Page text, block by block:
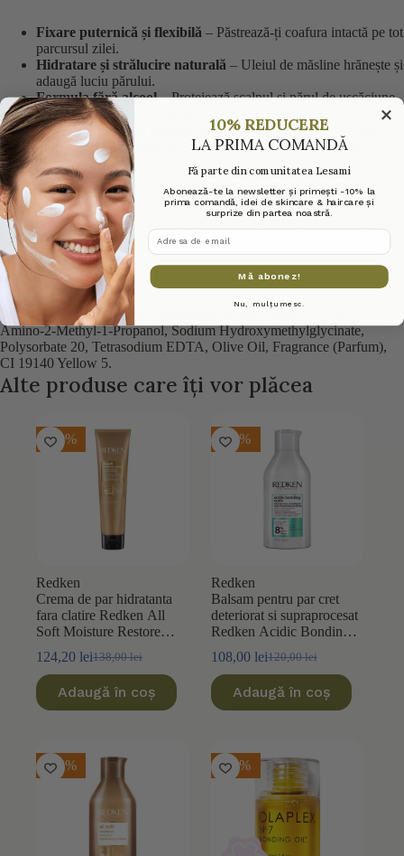
Fixare puternică și flexibilă – Păstrează-ți coafura intactă pe tot
parcursul zilei.
Hidratare și strălucire naturală – Uleiul de măsline hrănește și
adaugă luciu părului.
Formula fără alcool– Protejează scalpul și părul de uscăciune.
Textură ușoară
Ideal pentru toate tipurile de păr– Perfect pentru definirea
buclelor, coafuri sleek sau stylingul părului cu vârfuri fine.
Mod de utilizare:
Aplică pe părul uscat sau umed. Distribuie cantitatea dorită uniform și
coafează după preferință.
Ingrediente:
Water (Aqua), Carbomer, Hydrolyzed Wheat Protein, Glycerin,
Amino-2-Methyl-1-Propanol, Sodium Hydroxymethylglycinate,
Polysorbate 20, Tetrasodium EDTA, Olive Oil, Fragrance (Parfum),
CI 19140 Yellow 5.
Alte produse care îți vor plăcea
-10%
Redken
Crema de par hidratanta
fara clatire Redken All
Soft Moisture Restore
138,00lei
Prețul
a
fost:
124,20 leiPrețul
este:
124,20 lei.
Adaugă în coș
-10%
Redken
Balsam pentru par cret
deteriorat si supraprocesat
Redken Acidic Bonding
120,00lei
Prețul
a
fost:
108,00 leiPrețul
este:
108,00 lei.
Adaugă în coș
-15% -10%
10% REDUCERE
LA PRIMA COMANDĂ
Fă parte din comunitatea Lesami
Abonează-te la newsletter și primești -10% la
prima comandă, idei de skincare & haircare și
surprize din partea noastră.
adresa de email
Mă abonez!
Nu, mulțumesc.